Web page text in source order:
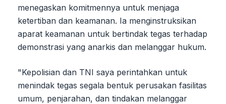
menegaskan komitmennya untuk menjaga
ketertiban dan keamanan. Ia menginstruksikan
aparat keamanan untuk bertindak tegas terhadap
demonstrasi yang anarkis dan melanggar hukum.
"Kepolisian dan TNI saya perintahkan untuk
menindak tegas segala bentuk perusakan fasilitas
umum, penjarahan, dan tindakan melanggar